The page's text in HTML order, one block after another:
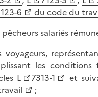
6
du code du
pêcheurs salariés
voyageurs,
les conditions
L
7313-1
et
;